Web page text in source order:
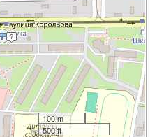
100 m
500 ft